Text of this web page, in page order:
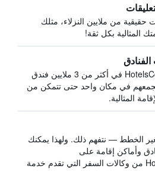
حقيقية من ملايين النزلاء، مثلك
المثالية بكل ثقة!
يبحث HotelsCombined في أكثر من 3 ملايين فندق
في مكان واحد حتى تتمكن من
المثالية.
الخطط — نتفهم ذلك. ولهذا يمكنك
وأماكن إقامة على
HotelsCombined من وكالات السفر التي تقدم خدمة